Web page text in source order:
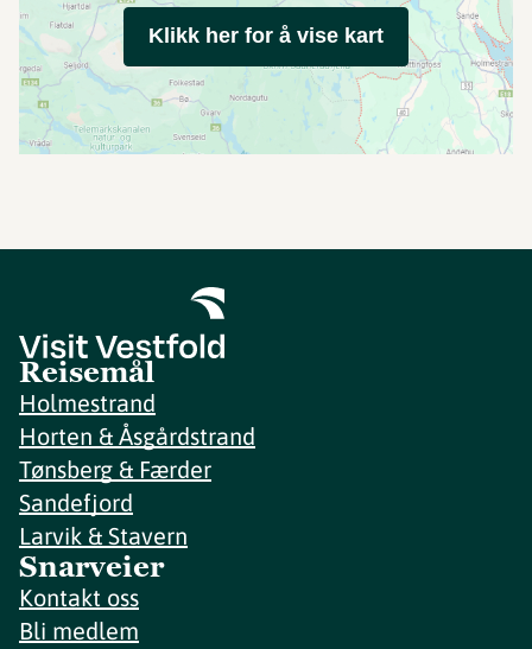
Klikk her for å vise kart
Reisemål
Holmestrand
Horten & Åsgårdstrand
Tønsberg & Færder
Sandefjord
Larvik & Stavern
Snarveier
Kontakt oss
Bli medlem